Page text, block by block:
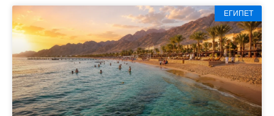
ЕГИПЕТ